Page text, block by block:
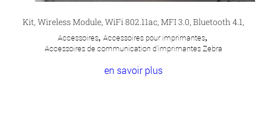
Kit, Wireless Module, WiFi 802.11ac, MFI 3.0, Bluetooth 4.1,
Accessoires, Accessoires pour imprimantes,
Accessoires de communication d'imprimantes Zebra
en savoir plus